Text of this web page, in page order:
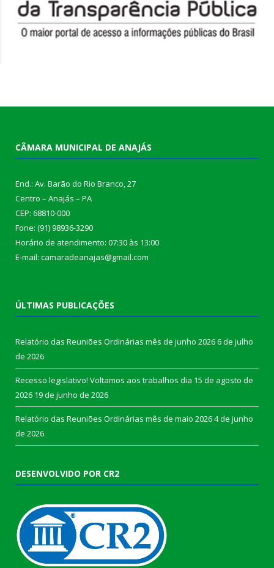
CÂMARA MUNICIPAL DE ANAJÁS
End.: Av. Barão do Rio Branco, 27
Centro – Anajás – PA
CEP: 68810-000
Fone: (91) 98936-3290
Horário de atendimento: 07:30 às 13:00
E-mail: camaradeanajas@gmail.com
ÚLTIMAS PUBLICAÇÕES
Relatório das Reuniões Ordinárias mês de junho 20266 de julho
de 2026
Recesso legislativo! Voltamos aos trabalhos dia 15 de agosto de
2026 19 de junho de 2026
Relatório das Reuniões Ordinárias mês de maio 20264 de junho
de 2026
DESENVOLVIDO POR CR2